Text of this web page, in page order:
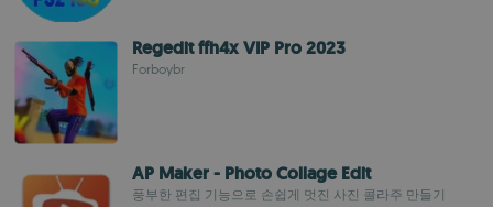
Regedit ffh4x VIP Pro 2023
Forboybr
AP Maker - Photo Collage Edit
풍부한 편집 기능으로 손쉽게 멋진 사진 콜라주 만들기